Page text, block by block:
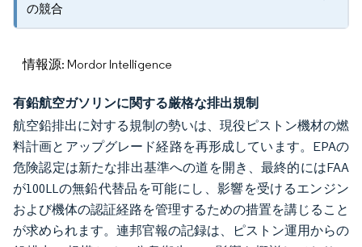
の競合
情報源: Mordor Intelligence
有鉛航空ガソリンに関する厳格な排出規制
航空鉛排出に対する規制の勢いは、現役ピストン機材の燃
料計画とアップグレード経路を再形成しています。EPAの
危険認定は新たな排出基準への道を開き、最終的にはFAA
が100LLの無鉛代替品を可能にし、影響を受けるエンジン
および機体の認証経路を管理するための措置を講じること
が求められます。連邦官報の記録は、ピストン運用からの